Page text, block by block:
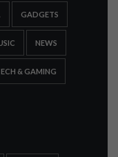
GADGETS
NEWS
& GAMING